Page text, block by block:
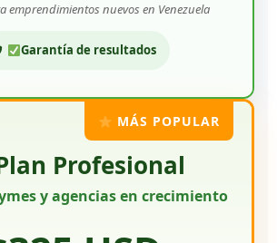
emprendimientos nuevos en Venezuela
Garantía de resultados
MÁS POPULAR
Profesional
y agencias en crecimiento